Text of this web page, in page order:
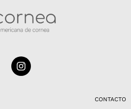
I
n
CONTACTO